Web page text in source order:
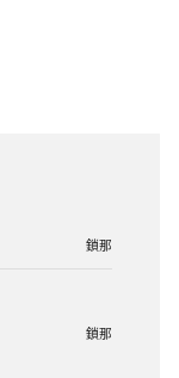
鎖那
鎖那